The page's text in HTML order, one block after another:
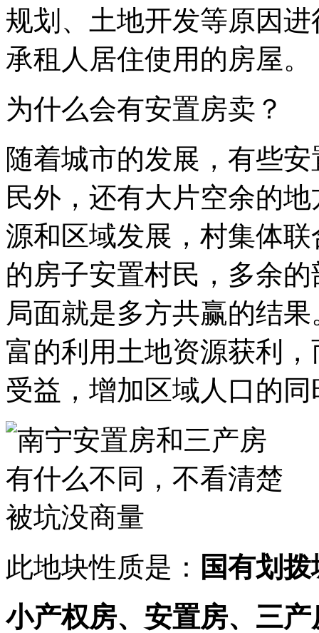
规划、土地开发等原因
承租人居住使用的房屋。
为什么会有安置房卖？
随着城市的发展，有些
民外，还有大片空余的
源和区域发展，村集体
的房子安置村民，多余
局面就是多方共赢的结
富的利用土地资源获利
受益，增加区域人口的
此地块性质是： 国有划
小产权房、安置房、三